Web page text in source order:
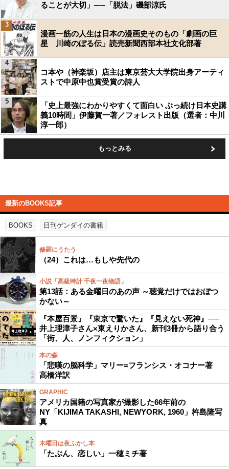
ることが大切」──「脱法」磯部涼氏
漫画一筋の人生は日本の漫画史そのもの「劇画の巨
星 川崎のぼる伝」読売新聞西部本社文化部著
3
コ本や（神楽坂）店主は東京芸大大学院出身アーティ
ストで中原中也賞受賞の詩人
4
「史上最強にわかりやすくて面白い ぶっ続け日本史講
義10時間」伊藤賀一著／フォレスト出版（選者：中川
淳一郎）
5
もっとみる
最新のBOOKS記事
BOOKS 日刊ゲンダイの書籍
修羅にうたう
（24）これは…もしや先代の
小説「高級時計 千夜一夜物語」
第13話：ある金曜日のあの声 ～聴覚だけではおぼつ
かない～
『本屋百景』『東京で驚いた』『見えない死神』──
井上理津子さん×東えりかさん、新刊3冊から語り合う
「街、人、ノンフィクション」
本の森
「悲嘆の脳科学」マリー=フランシス・オコナー著
高橋洋訳
GRAPHIC
アメリカ国籍の写真家が撮影した66年前の
NY「KIJIMA TAKASHI, NEWYORK, 1960」杵島隆写
真
木曜日は夜ふかし本
「たぶん、恋しい」一穂ミチ著